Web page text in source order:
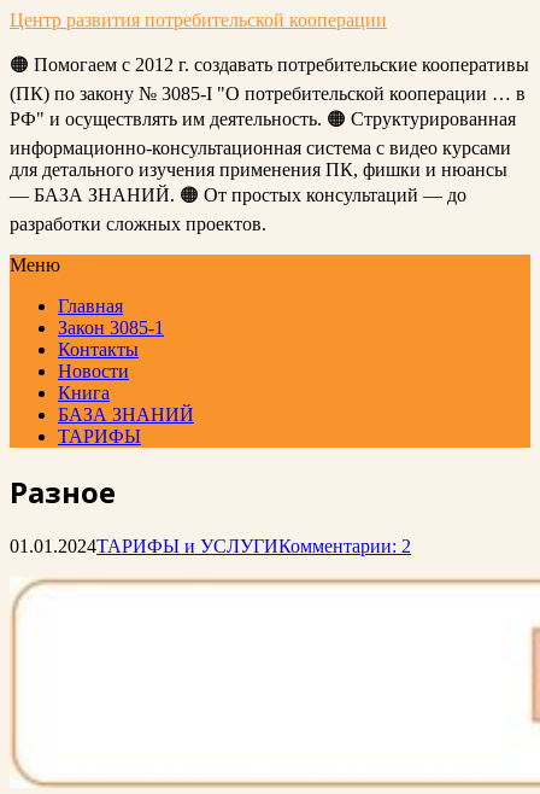
Центр развития потребительской кооперации
🟠 Помогаем с 2012 г. создавать потребительские кооперативы
(ПК) по закону № 3085-I "О потребительской кооперации … в
РФ" и осуществлять им деятельность. 🟠 Структурированная
информационно-консультационная система с видео курсами
для детального изучения применения ПК, фишки и нюансы
— БАЗА ЗНАНИЙ. 🟠 От простых консультаций — до
разработки сложных проектов.
Меню
Главная
Закон 3085-1
Контакты
Новости
Книга
БАЗА ЗНАНИЙ
ТАРИФЫ
Разное
01.01.2024ТАРИФЫ и УСЛУГИКомментарии: 2